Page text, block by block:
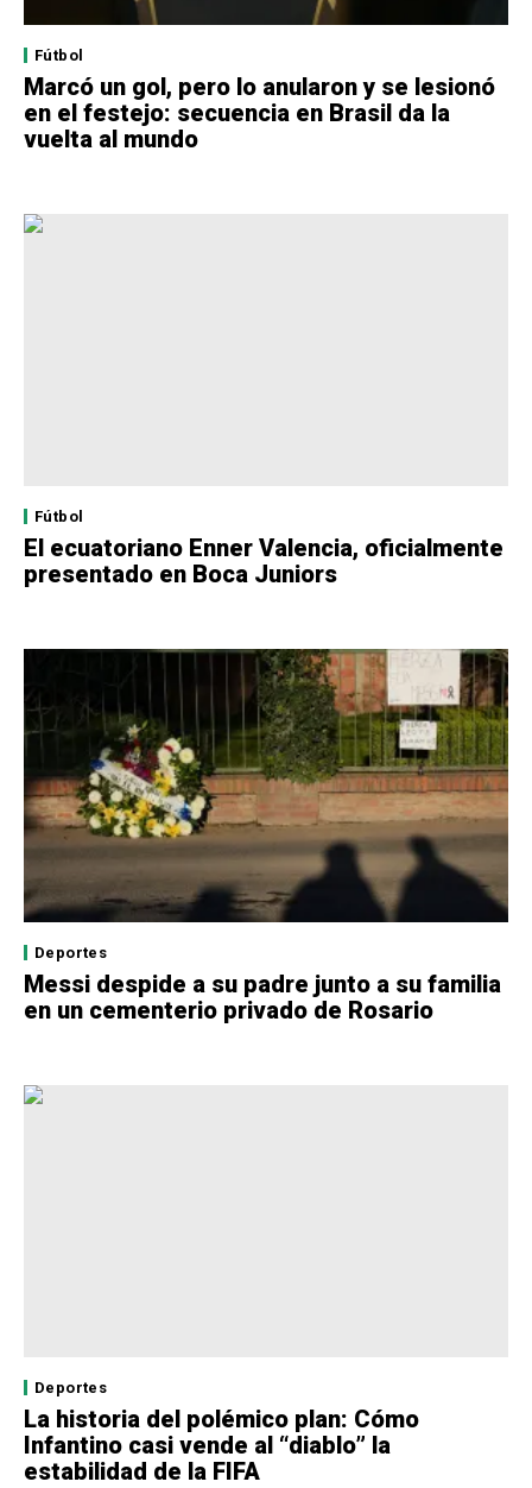
Fútbol
Marcó un gol, pero lo anularon y se lesionó
en el festejo: secuencia en Brasil da la
vuelta al mundo
Fútbol
El ecuatoriano Enner Valencia, oficialmente
presentado en Boca Juniors
Deportes
Messi despide a su padre junto a su familia
en un cementerio privado de Rosario
Deportes
La historia del polémico plan: Cómo
Infantino casi vende al “diablo” la
estabilidad de la FIFA